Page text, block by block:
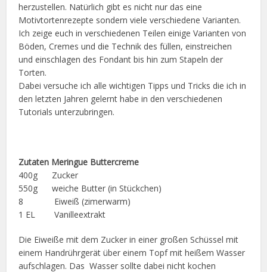
herzustellen. Natürlich gibt es nicht nur das eine
Motivtortenrezepte sondern viele verschiedene Varianten.
Ich zeige euch in verschiedenen Teilen einige Varianten von
Böden, Cremes und die Technik des füllen, einstreichen
und einschlagen des Fondant bis hin zum Stapeln der
Torten.
Dabei versuche ich alle wichtigen Tipps und Tricks die ich in
den letzten Jahren gelernt habe in den verschiedenen
Tutorials unterzubringen.
Zutaten Meringue Buttercreme
400g Zucker
550g weiche Butter (in Stückchen)
8 Eiweiß (zimerwarm)
1 EL Vanilleextrakt
Die Eiweiße mit dem Zucker in einer großen Schüssel mit
einem Handrührgerät über einem Topf mit heißem Wasser
aufschlagen. Das Wasser sollte dabei nicht kochen